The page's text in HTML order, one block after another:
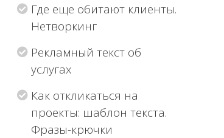
Где еще обитают клиенты.
Нетворкинг
Рекламный текст об
услугах
Как откликаться на
проекты: шаблон текста.
Фразы-крючки